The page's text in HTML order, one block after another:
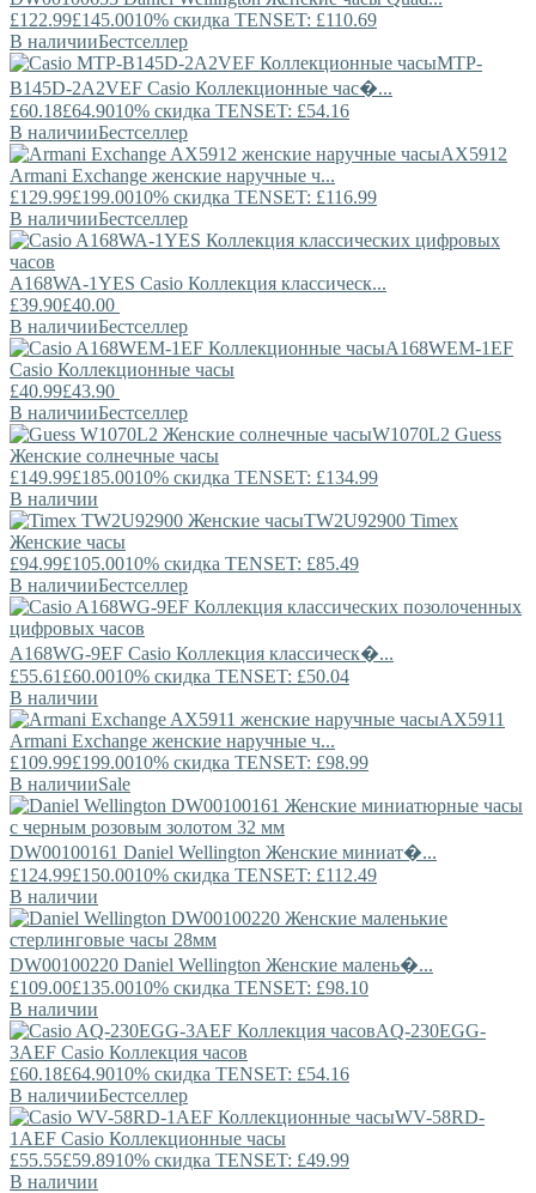
£122.99£145.0010% скидка TENSET: £110.69
В наличииБестселлер
MTP-
B145D-2A2VEF Casio Коллекционные час�...
£60.18£64.9010% скидка TENSET: £54.16
В наличииБестселлер
AX5912
Armani Exchange женские наручные ч...
£129.99£199.0010% скидка TENSET: £116.99
В наличииБестселлер
A168WA-1YES Casio Коллекция классическ...
£39.90£40.00
В наличииБестселлер
A168WEM-1EF
Casio Коллекционные часы
£40.99£43.90
В наличииБестселлер
W1070L2 Guess
Женские солнечные часы
£149.99£185.0010% скидка TENSET: £134.99
В наличии
TW2U92900 Timex
Женские часы
£94.99£105.0010% скидка TENSET: £85.49
В наличииБестселлер
A168WG-9EF Casio Коллекция классическ�...
£55.61 £60.0010% скидка TENSET: £50.04
В наличии
AX5911
Armani Exchange женские наручные ч...
£109.99£199.0010% скидка TENSET: £98.99
В наличииSale
DW00100161 Daniel Wellington Женские миниат�...
£124.99£150.0010% скидка TENSET: £112.49
В наличии
DW00100220 Daniel Wellington Женские малень�...
£109.00£135.0010% скидка TENSET: £98.10
В наличии
AQ-230EGG-
3AEF Casio Коллекция часов
£60.18£64.9010% скидка TENSET: £54.16
В наличииБестселлер
WV-58RD-
1AEF Casio Коллекционные часы
£55.55£59.8910% скидка TENSET: £49.99
В наличии